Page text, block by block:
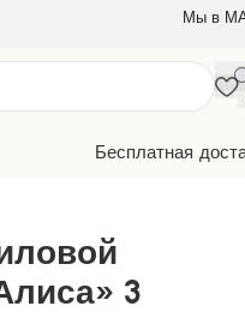
Мы в
Бесплатная
3